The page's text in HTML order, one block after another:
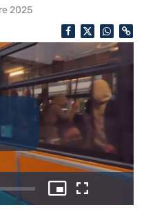
2025
Picture-
in-
Schermo
intero